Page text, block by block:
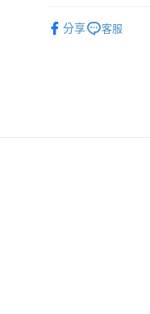
馬來西亞/新加坡/泰國
分享 客服